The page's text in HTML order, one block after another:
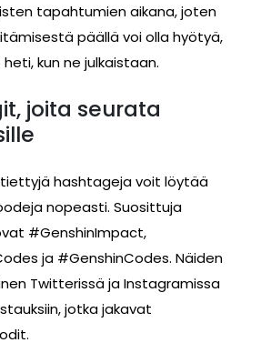
tapahtumien aikana, joten
päällä voi olla hyötyä,
kun ne julkaistaan.
joita seurata
hashtageja voit löytää
nopeasti. Suosittuja
#GenshinImpact,
ja #GenshinCodes. Näiden
Twitterissä ja Instagramissa
jotka jakavat